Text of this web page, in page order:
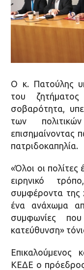
Ο κ. Πατούλης
του ζητήματος
σοβαρότητα,
των
επισημαίνοντας
πατριδοκαπηλία.
«Όλοι οι πολίτες
ειρηνικό
συμφέροντα της
ένα ανάχωμα
συμφωνίες
κατεύθυνση»
Επικαλούμενος
ΚΕΔΕ ο